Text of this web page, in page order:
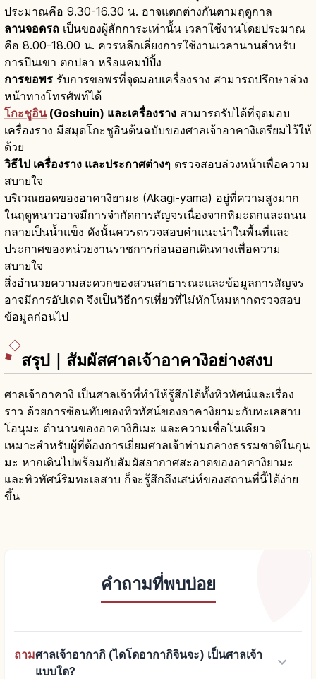
ประมาณคือ 9.30-16.30 น. อาจแตกต่างกันตามฤดูกาล
ลานจอดรถ เป็นของผู้สักการะเท่านั้น เวลาใช้งานโดยประมาณ
คือ 8.00-18.00 น. ควรหลีกเลี่ยงการใช้งานเวลานานสำหรับ
การปีนเขา ตกปลา หรือแคมป์ปิ้ง
การขอพร รับการขอพรที่จุดมอบเครื่องราง สามารถปรึกษาล่วง
หน้าทางโทรศัพท์ได้
โกะชูอิน(Goshuin) และเครื่องราง สามารถรับได้ที่จุดมอบ
เครื่องราง มีสมุดโกะชูอินต้นฉบับของศาลเจ้าอาคางิเตรียมไว้ให้
ด้วย
วิธีไป เครื่องราง และประกาศต่างๆ ตรวจสอบล่วงหน้าเพื่อความ
สบายใจ
บริเวณยอดของอาคางิยามะ (Akagi-yama) อยู่ที่ความสูงมาก
ในฤดูหนาวอาจมีการจำกัดการสัญจรเนื่องจากหิมะตกและถนน
กลายเป็นน้ำแข็ง ดังนั้นควรตรวจสอบคำแนะนำในพื้นที่และ
ประกาศของหน่วยงานราชการก่อนออกเดินทางเพื่อความ
สบายใจ
สิ่งอำนวยความสะดวกของสวนสาธารณะและข้อมูลการสัญจร
อาจมีการอัปเดต จึงเป็นวิธีการเที่ยวที่ไม่หักโหมหากตรวจสอบ
ข้อมูลก่อนไป
สรุป｜สัมผัสศาลเจ้าอาคางิอย่างสงบ
ศาลเจ้าอาคางิ เป็นศาลเจ้าที่ทำให้รู้สึกได้ทั้งทิวทัศน์และเรื่อง
ราว ด้วยการซ้อนทับของทิวทัศน์ของอาคางิยามะกับทะเลสาบ
โอนุมะ ตำนานของอาคางิฮิเมะ และความเชื่อโนเคียว
เหมาะสำหรับผู้ที่ต้องการเยี่ยมศาลเจ้าท่ามกลางธรรมชาติในกุน
มะ หากเดินไปพร้อมกับสัมผัสอากาศสะอาดของอาคางิยามะ
และทิวทัศน์ริมทะเลสาบ ก็จะรู้สึกถึงเสน่ห์ของสถานที่นี้ได้ง่าย
ขึ้น
คำถามที่พบบ่อย
ถามศาลเจ้าอากากิ (ไดโดอากากิจินจะ) เป็นศาลเจ้า
แบบใด?
keyboard_arrow_down